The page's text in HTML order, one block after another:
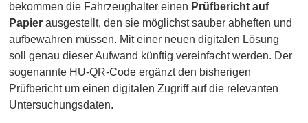
bekommen die Fahrzeughalter einen Prüfbericht auf
Papier ausgestellt, den sie möglichst sauber abheften und
aufbewahren müssen. Mit einer neuen digitalen Lösung
soll genau dieser Aufwand künftig vereinfacht werden. Der
sogenannte HU-QR-Code ergänzt den bisherigen
Prüfbericht um einen digitalen Zugriff auf die relevanten
Untersuchungsdaten.